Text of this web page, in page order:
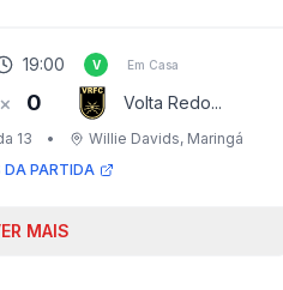
19:00 V Em Casa
× 0 Volta Redo...
13 • Willie Davids, Maringá
DA PARTIDA
MAIS